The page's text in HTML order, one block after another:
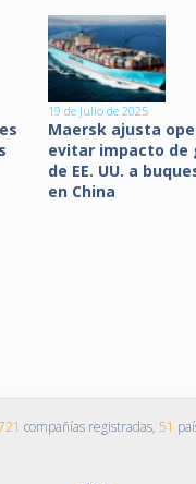
19 de Julio de 2025
Maersk ajusta
evitar impacto de
de EE. UU. a
en China
compañías registradas, 51